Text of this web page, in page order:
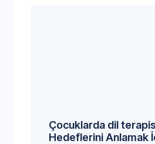
Çocuklarda dil
Hedeflerini Anlamak